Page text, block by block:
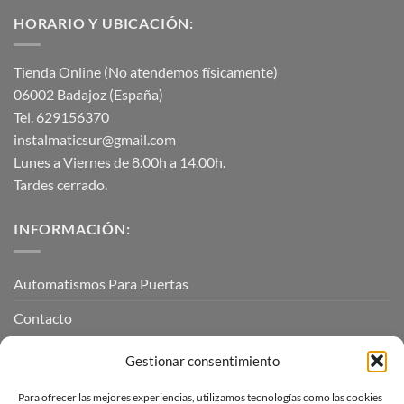
Gestionar consentimiento
Para ofrecer las mejores experiencias, utilizamos tecnologías como las cookies
HORARIO Y UBICACIÓN:
Tienda Online (No atendemos físicamente)
06002 Badajoz (España)
Tel. 629156370
instalmaticsur@gmail.com
Lunes a Viernes de 8.00h a 14.00h.
Tardes cerrado.
INFORMACIÓN:
Automatismos Para Puertas
Contacto